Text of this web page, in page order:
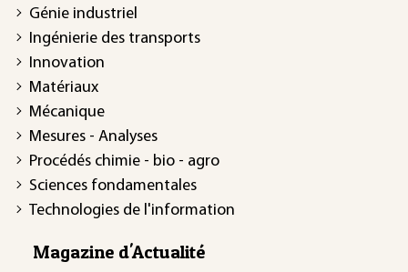
Génie industriel
Ingénierie des transports
Innovation
Matériaux
Mécanique
Mesures - Analyses
Procédés chimie - bio - agro
Sciences fondamentales
Technologies de l'information
Magazine d'Actualité